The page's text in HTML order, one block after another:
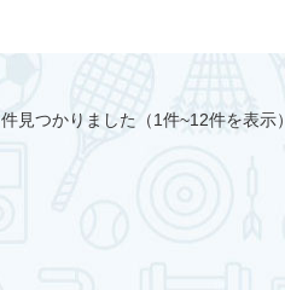
件見つかりました（1件~12件を表示）